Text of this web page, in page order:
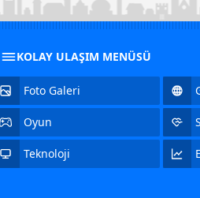
KOLAY ULAŞIM MENÜSÜ
Foto Galeri
Oyun
Teknoloji